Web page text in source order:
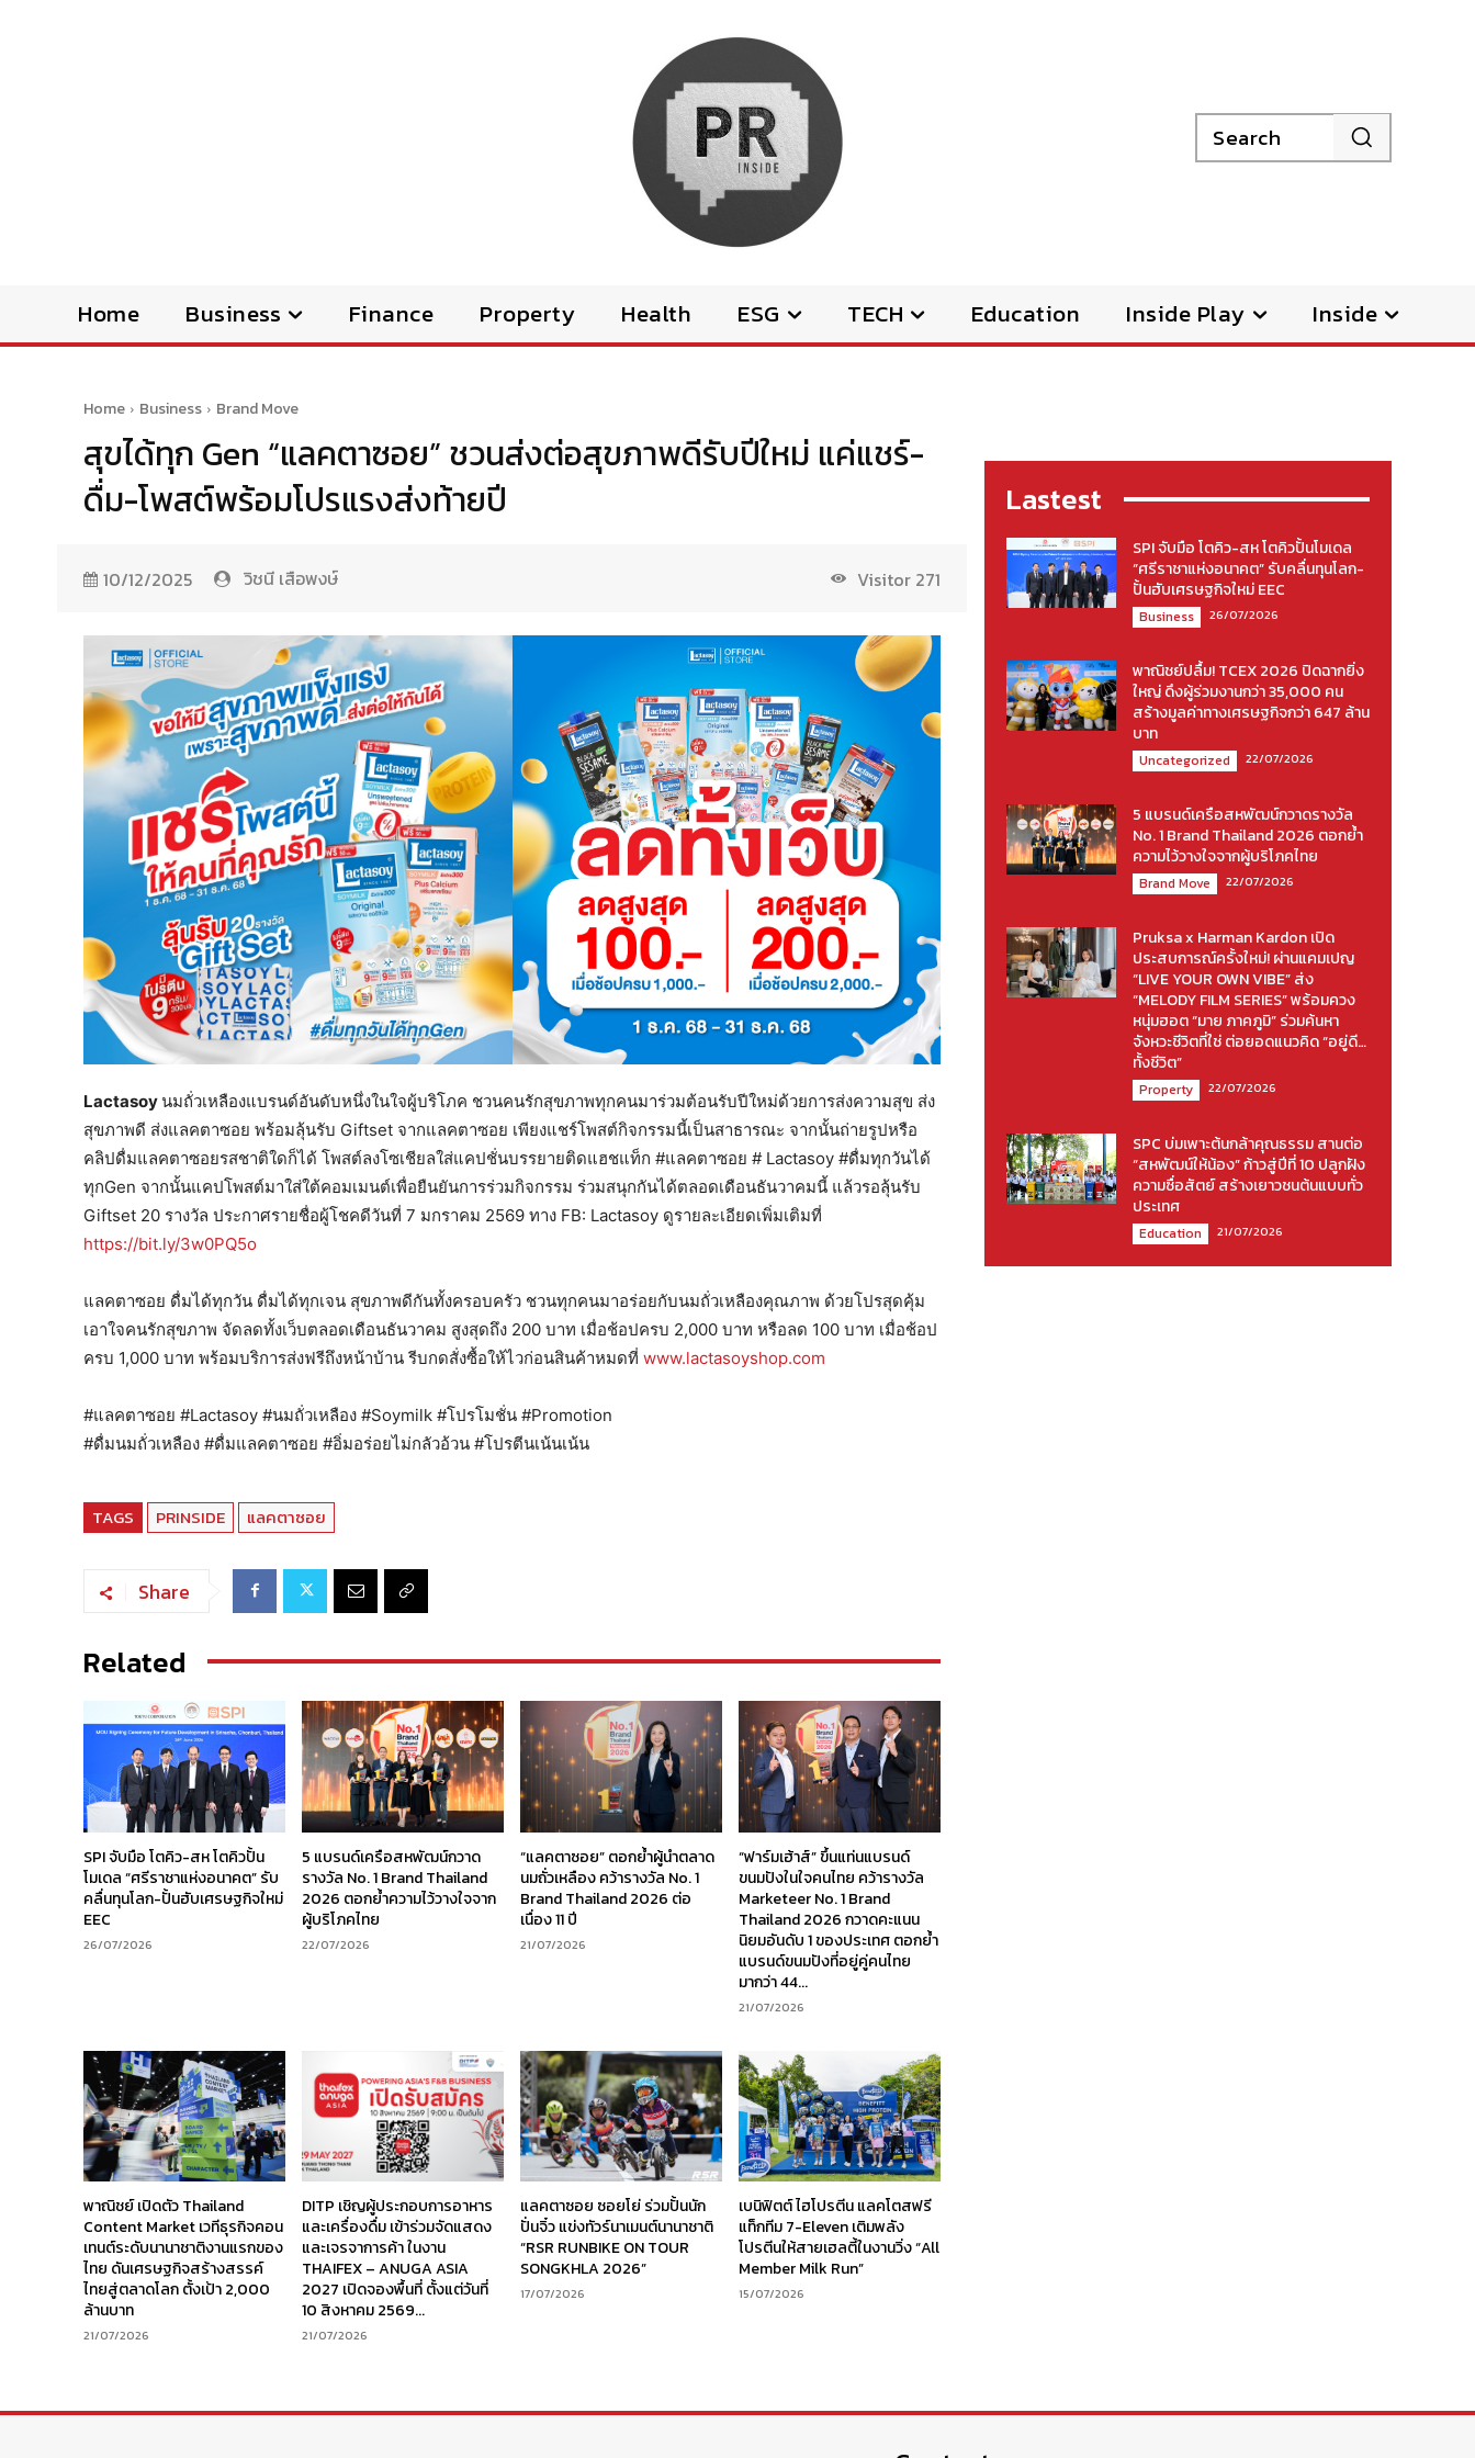
Search
Home Business Finance Property Health ESG TECH Education Inside Play Inside
Home Business Brand Move
สุขได้ทุก Gen “แลคตาซอย” ชวนส่งต่อสุขภาพดีรับปีใหม่ แค่แชร์-
ดื่ม-โพสต์พร้อมโปรแรงส่งท้ายปี
10/12/2025 วิชนี เสือพงษ์ Visitor 271
Lactasoyนมถั่วเหลืองแบรนด์อันดับหนึ่งในใจผู้บริโภค ชวนคนรักสุขภาพทุกคนมาร่วมต้อนรับปีใหม่ด้วยการส่งความสุข ส่ง
สุขภาพดี ส่งแลคตาซอย พร้อมลุ้นรับ Giftset จากแลคตาซอย เพียงแชร์โพสต์กิจกรรมนี้เป็นสาธารณะ จากนั้นถ่ายรูปหรือ
คลิปดื่มแลคตาซอยรสชาติใดก็ได้ โพสต์ลงโซเชียลใส่แคปชั่นบรรยายติดแฮชแท็ก #แลคตาซอย # Lactasoy #ดื่มทุกวันได้
ทุกGen จากนั้นแคปโพสต์มาใส่ใต้คอมเมนต์เพื่อยืนยันการร่วมกิจกรรม ร่วมสนุกกันได้ตลอดเดือนธันวาคมนี้ แล้วรอลุ้นรับ
Giftset 20 รางวัล ประกาศรายชื่อผู้โชคดีวันที่ 7 มกราคม 2569 ทาง FB: Lactasoy ดูรายละเอียดเพิ่มเติมที่
https://bit.ly/3w0PQ5o
แลคตาซอย ดื่มได้ทุกวัน ดื่มได้ทุกเจน สุขภาพดีกันทั้งครอบครัว ชวนทุกคนมาอร่อยกับนมถั่วเหลืองคุณภาพ ด้วยโปรสุดคุ้ม
เอาใจคนรักสุขภาพ จัดลดทั้งเว็บตลอดเดือนธันวาคม สูงสุดถึง 200 บาท เมื่อช้อปครบ 2,000 บาท หรือลด 100 บาท เมื่อช้อป
ครบ 1,000 บาท พร้อมบริการส่งฟรีถึงหน้าบ้าน รีบกดสั่งซื้อให้ไวก่อนสินค้าหมดที่ www.lactasoyshop.com
#แลคตาซอย #Lactasoy #นมถั่วเหลือง #Soymilk #โปรโมชั่น #Promotion
#ดื่มนมถั่วเหลือง #ดื่มแลคตาซอย #อิ่มอร่อยไม่กลัวอ้วน #โปรตีนเน้นเน้น
TAGS PRINSIDE แลคตาซอย
Share
Related
SPI จับมือ โตคิว-สห โตคิวปั้น
โมเดล “ศรีราชาแห่งอนาคต” รับ
คลื่นทุนโลก-ปั้นฮับเศรษฐกิจใหม่
EEC
26/07/2026
5 แบรนด์เครือสหพัฒน์กวาด
รางวัล No. 1 Brand Thailand
2026 ตอกย้ำความไว้วางใจจาก
ผู้บริโภคไทย
22/07/2026
“แลคตาซอย” ตอกย้ำผู้นำตลาด
นมถั่วเหลือง คว้ารางวัล No. 1
Brand Thailand 2026 ต่อ
เนื่อง 11 ปี
21/07/2026
“ฟาร์มเฮ้าส์” ขึ้นแท่นแบรนด์
ขนมปังในใจคนไทย คว้ารางวัล
Marketeer No. 1 Brand
Thailand 2026 กวาดคะแนน
นิยมอันดับ 1 ของประเทศ ตอกย้ำ
แบรนด์ขนมปังที่อยู่คู่คนไทย
มากว่า 44...
21/07/2026
พาณิชย์ เปิดตัว Thailand
Content Market เวทีธุรกิจคอน
เทนต์ระดับนานาชาติงานแรกของ
ไทย ดันเศรษฐกิจสร้างสรรค์
ไทยสู่ตลาดโลก ตั้งเป้า 2,000
ล้านบาท
21/07/2026
DITP เชิญผู้ประกอบการอาหาร
และเครื่องดื่ม เข้าร่วมจัดแสดง
และเจรจาการค้า ในงาน
THAIFEX – ANUGA ASIA
2027 เปิดจองพื้นที่ ตั้งแต่วันที่
10 สิงหาคม 2569...
21/07/2026
แลคตาซอย ซอยโย่ ร่วมปั้นนัก
ปั่นจิ๋ว แข่งทัวร์นาเมนต์นานาชาติ
“RSR RUNBIKE ON TOUR
SONGKHLA 2026”
17/07/2026
เบนิฟิตต์ ไฮโปรตีน แลคโตสฟรี
แท็กทีม 7-Eleven เติมพลัง
โปรตีนให้สายเฮลตี้ในงานวิ่ง “All
Member Milk Run”
15/07/2026
Lastest
SPI จับมือ โตคิว-สห โตคิวปั้นโมเดล
“ศรีราชาแห่งอนาคต” รับคลื่นทุนโลก-
ปั้นฮับเศรษฐกิจใหม่ EEC
Business 26/07/2026
พาณิชย์ปลื้ม! TCEX 2026 ปิดฉากยิ่ง
ใหญ่ ดึงผู้ร่วมงานกว่า 35,000 คน
สร้างมูลค่าทางเศรษฐกิจกว่า 647 ล้าน
บาท
Uncategorized 22/07/2026
5 แบรนด์เครือสหพัฒน์กวาดรางวัล
No. 1 Brand Thailand 2026 ตอกย้ำ
ความไว้วางใจจากผู้บริโภคไทย
Brand Move 22/07/2026
Pruksa x Harman Kardon เปิด
ประสบการณ์ครั้งใหม่! ผ่านแคมเปญ
“LIVE YOUR OWN VIBE” ส่ง
“MELODY FILM SERIES” พร้อมควง
หนุ่มฮอต “มาย ภาคภูมิ” ร่วมค้นหา
จังหวะชีวิตที่ใช่ ต่อยอดแนวคิด “อยู่ดี…
ทั้งชีวิต”
Property 22/07/2026
SPC บ่มเพาะต้นกล้าคุณธรรม สานต่อ
“สหพัฒน์ให้น้อง” ก้าวสู่ปีที่ 10 ปลูกฝัง
ความซื่อสัตย์ สร้างเยาวชนต้นแบบทั่ว
ประเทศ
Education 21/07/2026